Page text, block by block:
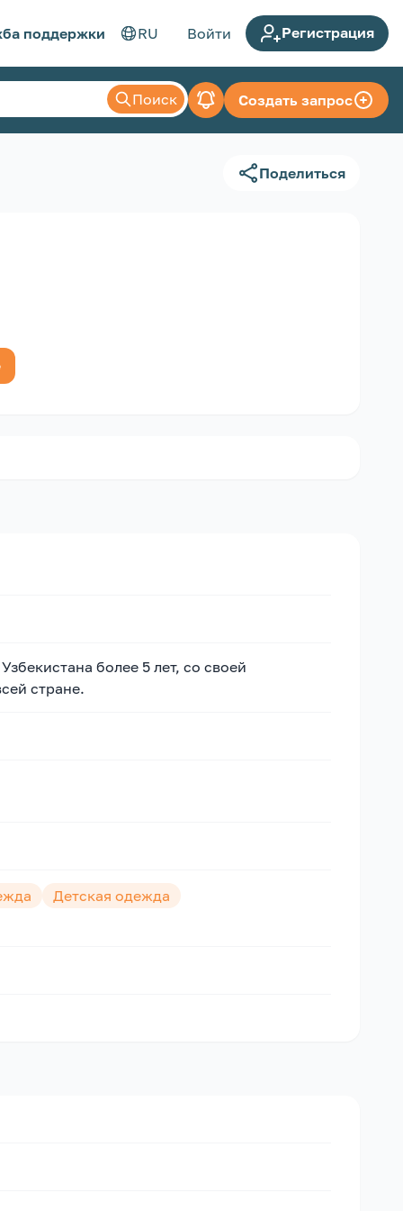
поддержки RU Войти Регистрация
Поиск Создать запрос
Поделиться
более 5 лет, со своей
стране.
Детская одежда